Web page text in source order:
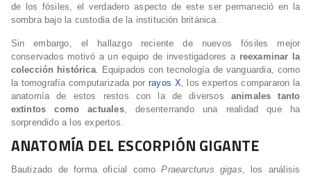
de los fósiles, el verdadero aspecto de este ser permaneció en la
sombra bajo la custodia de la institución británica.
Sin embargo, el hallazgo reciente de nuevos fósiles mejor
conservados motivó a un equipo de investigadores a reexaminar la
colección histórica. Equipados con tecnología de vanguardia, como
la tomografía computarizada por rayos X, los expertos compararon la
anatomía de estos restos con la de diversos
animales tanto
extintos como actuales, desenterrando una realidad que ha
sorprendido a los expertos.
ANATOMÍA DEL ESCORPIÓN GIGANTE
Bautizado de forma oficial como Praearcturus gigas, los análisis